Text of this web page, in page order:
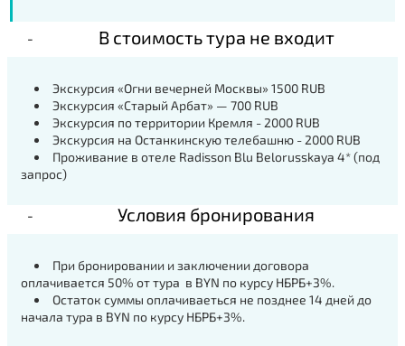
В стоимость тура не входит
Экскурсия «Огни вечерней Москвы» 1500 RUB
Экскурсия «Старый Арбат» — 700 RUB
Экскурсия по территории Кремля - 2000 RUB
Экскурсия на Останкинскую телебашню - 2000 RUB
Проживание в отеле Radisson Blu Belorusskaya 4* (под
запрос)
Условия бронирования
При бронировании и заключении договора
оплачивается 50% от тура в BYN по курсу НБРБ+3%.
Остаток суммы оплачиваеться не позднее 14 дней до
начала тура в BYN по курсу НБРБ+3%.